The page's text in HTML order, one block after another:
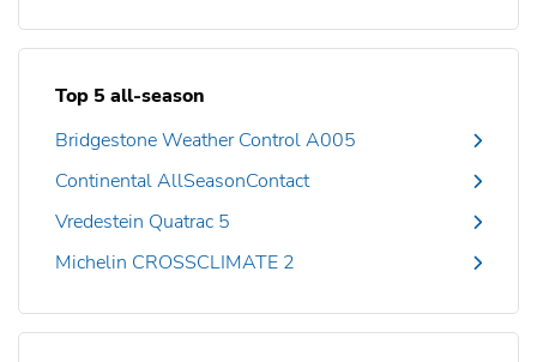
Top 5 all-season
Bridgestone Weather Control A005
Continental AllSeasonContact
Vredestein Quatrac 5
Michelin CROSSCLIMATE 2